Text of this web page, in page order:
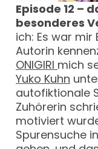
Episode 12 –
besonderes
ich: Es war mir
Autorin
ONIGIRI mich
Yuko Kuhn
autofiktionale
Zuhörerin
motiviert
Spurensuche